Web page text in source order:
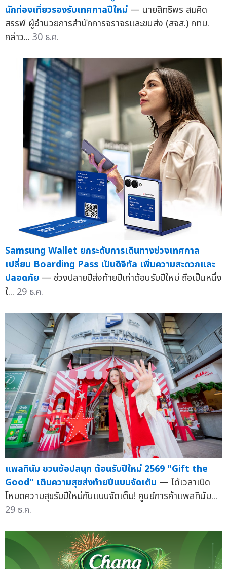
นักท่องเที่ยวรองรับเทศกาลปีใหม่ — นายสิทธิพร สมคิด
สรรพ์ ผู้อำนวยการสำนักการจราจรและขนส่ง (สจส.) กทม.
กล่าว... 30 ธ.ค.
Samsung Wallet ยกระดับการเดินทางช่วงเทศกาล
เปลี่ยน Boarding Pass เป็นดิจิทัล เพิ่มความสะดวกและ
ปลอดภัย — ช่วงปลายปีส่งท้ายปีเก่าต้อนรับปีใหม่ ถือเป็นหนึ่ง
ใ... 29 ธ.ค.
แพลทินัม ชวนช้อปสนุก ต้อนรับปีใหม่ 2569 "Gift the
Good" เติมความสุขส่งท้ายปีแบบจัดเต็ม — ได้เวลาเปิด
โหมดความสุขรับปีใหม่กันแบบจัดเต็ม! ศูนย์การค้าแพลทินัม...
29 ธ.ค.